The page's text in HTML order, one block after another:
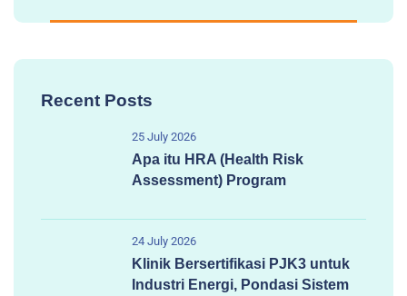
Recent Posts
25 July 2026
Apa itu HRA (Health Risk
Assessment) Program
24 July 2026
Klinik Bersertifikasi PJK3 untuk
Industri Energi, Pondasi Sistem